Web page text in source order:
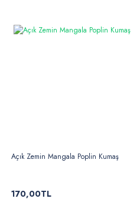
Açık Zemin Mangala Poplin Kumaş
170,00TL